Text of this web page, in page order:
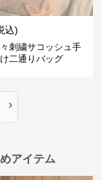
込)
刺繍サコッシュ手
二通りバッグ
›
アイテム